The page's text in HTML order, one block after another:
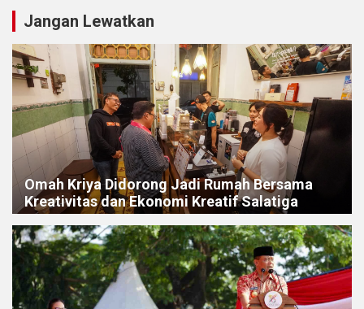
Jangan Lewatkan
Omah Kriya Didorong Jadi Rumah Bersama
Kreativitas dan Ekonomi Kreatif Salatiga